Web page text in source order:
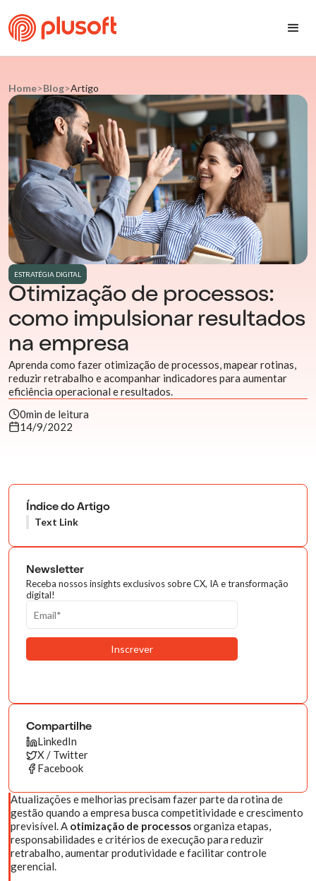
Home>Blog>Artigo
ESTRATÉGIA DIGITAL
Otimização de processos:
como impulsionar resultados
na empresa
Aprenda como fazer otimização de processos, mapear rotinas,
reduzir retrabalho e acompanhar indicadores para aumentar
eficiência operacional e resultados.
0min de leitura
14/9/2022
Atualizações e melhorias precisam fazer parte da rotina de
gestão quando a empresa busca competitividade e crescimento
previsível. A otimização de processosorganiza etapas,
responsabilidades e critérios de execução para reduzir
retrabalho, aumentar produtividade e facilitar controle
gerencial.
Índice do Artigo
Text Link
Newsletter
Receba nossos insights exclusivos sobre CX, IA e transformação
digital!
Compartilhe
LinkedIn
X / Twitter
Facebook